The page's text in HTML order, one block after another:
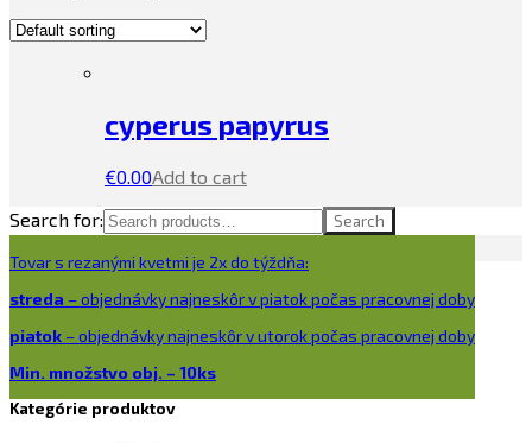
cyperus papyrus
€0.00Add to cart
Search for:
Search
Tovar s rezanými kvetmi je 2x do týždňa:
streda – objednávky najneskôr v piatok počas pracovnej doby
piatok – objednávky najneskôr v utorok počas pracovnej doby
Min. množstvo obj. – 10ks
Kategórie produktov